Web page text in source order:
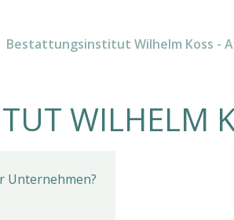
Bestattungsinstitut Wilhelm Koss -
WILHELM
Unternehmen?